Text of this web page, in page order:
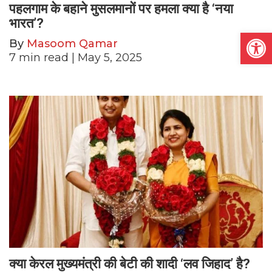
पहलगाम के बहाने मुसलमानों पर हमला क्या है ‘नया
भारत’?
By Masoom Qamar
7 min read | May 5, 2025
क्या केरल मुख्यमंत्री की बेटी की शादी ‘लव जिहाद’ है?